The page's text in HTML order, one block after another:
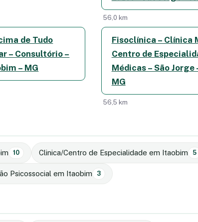
56,0 km
de Tudo
– Consultório –
– MG
Fisoclínica – Clínica
Centro de
Médicas – São Jorge
MG
56,5 km
10 Clinica/Centro de Especialidade em Itaobim 5
Psicossocial em Itaobim 3